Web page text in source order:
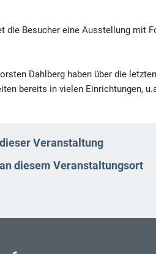
die Besucher eine Ausstellung mit
Dahlberg haben über die
bereits in vielen Einrichtungen,
Veranstaltung
diesem Veranstaltungsort